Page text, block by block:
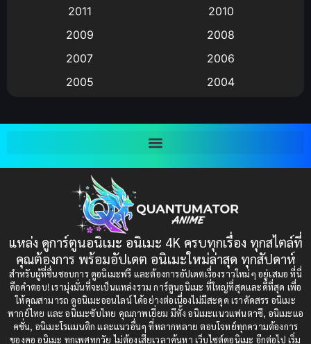
Big tits (นมใหญ่)
Bitch (ผู้หญิงร่าน)
Bondage (ทาส)(1)
(1)
Censored (เซ็นเซอร์)(19)
Comedy (ตลก)(235)
Comedy (ตลก)(85)
2011
2010
2009
2008
2007
2006
2005
2004
1997
1993
1991
1989
1988
1987
1985
1984
1983
1982
1981
แหล่ง ดูการ์ตูนอนิเมะ อนิเมะ 4K ครบทุกเรื่อง ทุกสไตล์ที่
คุณต้องการ พร้อมอัปเดต อนิเมะใหม่ล่าสุด ทุกสัปดาห์
สำหรับผู้ที่ชื่นชอบการ ดูอนิเมะฟรี และต้องการอัปเดตเรื่องราวใหม่ๆ อยู่เสมอ ที่นี่
คือคำตอบ! เรามุ่งมั่นที่จะเป็นแหล่งรวม การ์ตูนอนิเมะ ที่ใหญ่ที่สุดและดีที่สุด เพื่อ
ให้คุณสามารถ ดูอนิเมะออนไลน์ ได้อย่างต่อเนื่องไม่มีสะดุด เราคัดสรร อนิเมะ
พากย์ไทย และ อนิเมะซับไทย คุณภาพเยี่ยม มีทั้ง อนิเมะแนวแฟนตาซี, อนิเมะแอ
คชั่น, อนิเมะโรแมนติก และแนวอื่นๆ ที่หลากหลาย ตอบโจทย์ทุกความต้องการ
ของคอ อนิเมะ ทุกเพศทุกวัย ไม่ต้องเสียเวลาค้นหา เว็บไซต์ดูอนิเมะ อีกต่อไป เริ่ม